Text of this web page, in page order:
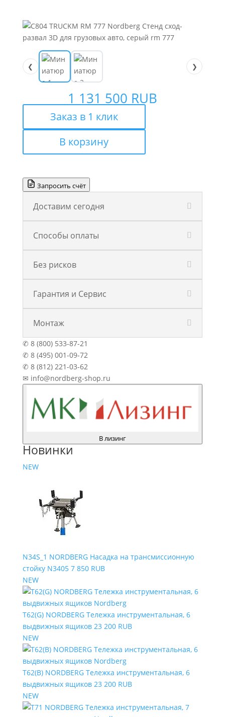
❮ ❯
1 131 500 RUB
Заказ в 1 клик
В корзину
Запросить счёт
Доставим сегодня
Способы оплаты
Без рисков
Гарантия и Сервис
Монтаж
✆ 8 (800) 533-87-21
✆ 8 (495) 001-09-72
✆ 8 (812) 221-03-62
✉ info@nordberg-shop.ru
В лизинг
Новинки
NEW
N34S_1 NORDBERG Насадка на трансмиссионную
стойку N3405 7 850 RUB
NEW
T62(G) NORDBERG Тележка инструментальная, 6
выдвижных ящиков 23 200 RUB
NEW
T62(B) NORDBERG Тележка инструментальная, 6
выдвижных ящиков 23 200 RUB
NEW